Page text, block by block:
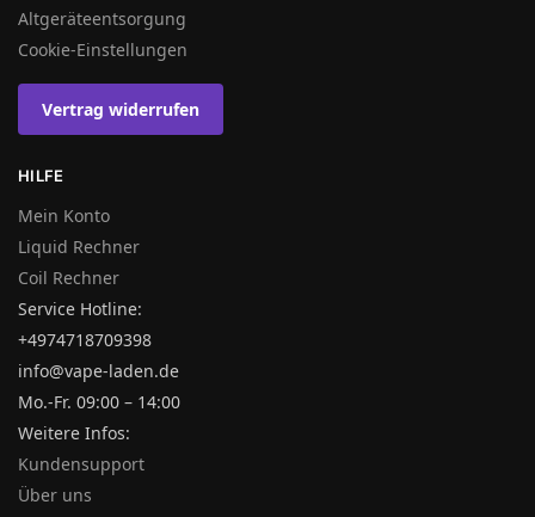
Altgeräteentsorgung
Cookie-Einstellungen
Vertrag widerrufen
HILFE
Mein Konto
Liquid Rechner
Coil Rechner
Service Hotline:
+4974718709398
info@vape-laden.de
Mo.-Fr. 09:00 – 14:00
Weitere Infos:
Kundensupport
Über uns